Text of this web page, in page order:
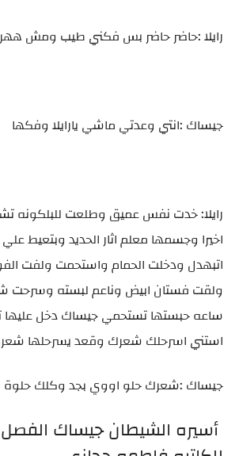
رايلا :حاضر حاضر بس فكني طيب ومش
جيساك :انتي وعدتي ماشي يارايلا وفكها
رايلا: خدت نفس عميق وطلعت للبلكونه
اخيرا وجسمها معلم اثار الحديد وبتعيط
اتبهدل ودخلت الحمام واستحمت ولفت
ولقت فستان ابيض وناعم لبسته وسرحت
ساعه حبستها تستحمي جيساك دخل عليها
استني اسرحلك شعرك وقعد يسرحلها
جيساك :شعرك حلو اووي بجد وكلك
أسيره الشيطان جيساك